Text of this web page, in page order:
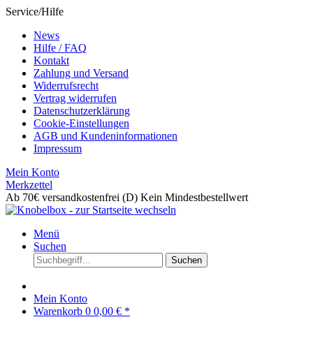
Service/Hilfe
News
Hilfe / FAQ
Kontakt
Zahlung und Versand
Widerrufsrecht
Vertrag widerrufen
Datenschutzerklärung
Cookie-Einstellungen
AGB und Kundeninformationen
Impressum
Mein Konto
Merkzettel
Ab 70€ versandkostenfrei (D) Kein Mindestbestellwert
Menü
Suchen
Suchen
Mein Konto
Warenkorb 0 0,00 € *